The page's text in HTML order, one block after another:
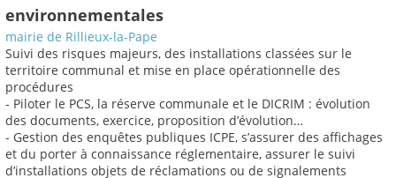
environnementales
mairie de Rillieux-la-Pape
Suivi des risques majeurs, des installations classées sur le
territoire communal et mise en place opérationnelle des
procédures
- Piloter le PCS, la réserve communale et le DICRIM : évolution
des documents, exercice, proposition d’évolution…
- Gestion des enquêtes publiques ICPE, s’assurer des affichages
et du porter à connaissance réglementaire, assurer le suivi
d’installations objets de réclamations ou de signalements